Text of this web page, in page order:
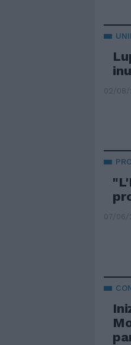
02/08/
07/06/